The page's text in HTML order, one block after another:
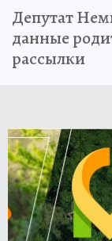
Депутат
данные
рассылки